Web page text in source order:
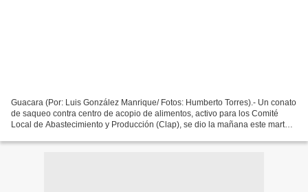
Guacara (Por: Luis González Manrique/ Fotos: Humberto Torres).- Un conato
de saqueo contra centro de acopio de alimentos, activo para los Comité
Local de Abastecimiento y Producción (Clap), se dio la mañana este martes